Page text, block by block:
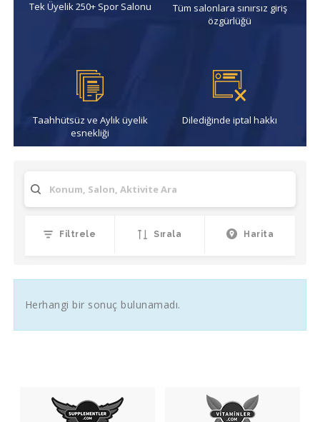
Tek Üyelik 250+ Spor Salonu
Tüm salonlara sınırsız giriş
özgürlüğü
Taahhütsüz ve Aylık üyelik
esnekliği
Dilediğinde iptal hakkı
Filtrele Sırala Harita
Herhangi bir sonuç bulunamadı.